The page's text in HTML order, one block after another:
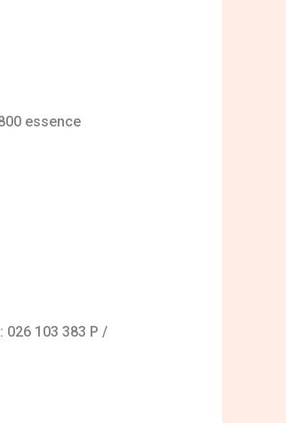
essence
103 383 P /